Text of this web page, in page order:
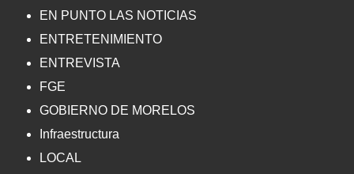
EN PUNTO LAS NOTICIAS
ENTRETENIMIENTO
ENTREVISTA
FGE
GOBIERNO DE MORELOS
Infraestructura
LOCAL